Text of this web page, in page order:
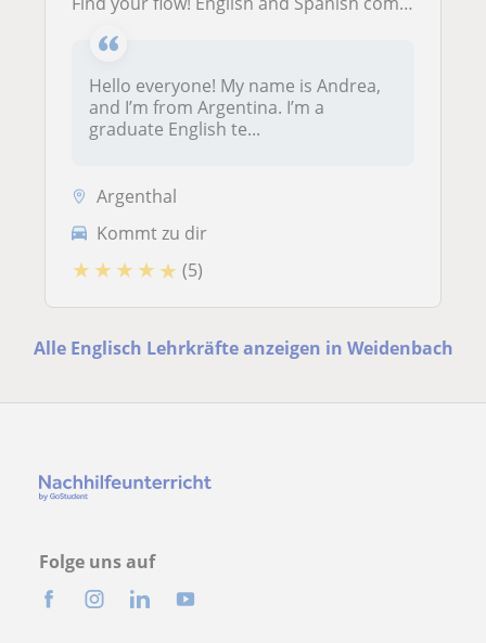
Hello everyone! My name is Andrea,
and I’m from Argentina. I’m a
graduate English te...
Argenthal
Kommt zu dir
★ ★ ★ ★ ★ (5)
Alle Englisch Lehrkräfte anzeigen in Weidenbach
Folge uns auf